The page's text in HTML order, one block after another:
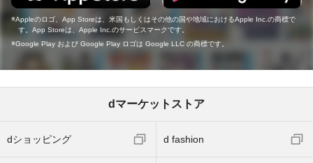
Appleのロゴ、App Storeは、米国もしくはその他の国や地域におけるApple Inc.の商標で
す。App Storeは、Apple Inc.のサービスマークです。
Google Play および Google Play ロゴは Google LLC の商標です。
dマーケットストア
dショッピング d fashion